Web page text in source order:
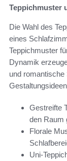
Teppichmuster
Die Wahl des
eines
Teppichmuster
Dynamik
und
Gestreifte
den Raum
Florale
Uni-